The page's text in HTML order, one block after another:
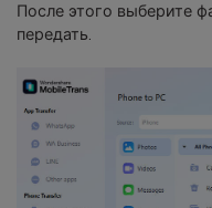
После этого выберите
передать.